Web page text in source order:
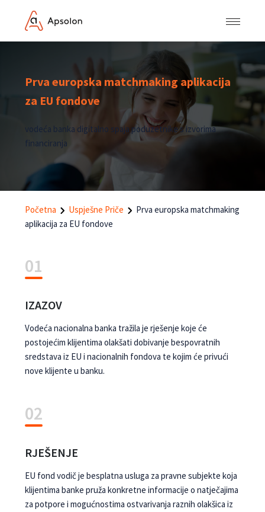
Prva europska matchmaking aplikacija
za EU fondove
vodeća banka digitalno spaja poduzetnike s izvorima
financiranja
Početna Uspješne Priče
Prva europska matchmaking
aplikacija za EU fondove
01
IZAZOV
Vodeća nacionalna banka tražila je rješenje koje će
postojećim klijentima olakšati dobivanje bespovratnih
sredstava iz EU i nacionalnih fondova te kojim će privući
nove klijente u banku.
02
RJEŠENJE
EU fond vodič je besplatna usluga za pravne subjekte koja
klijentima banke pruža konkretne informacije o natječajima
za potpore i mogućnostima ostvarivanja raznih olakšica iz